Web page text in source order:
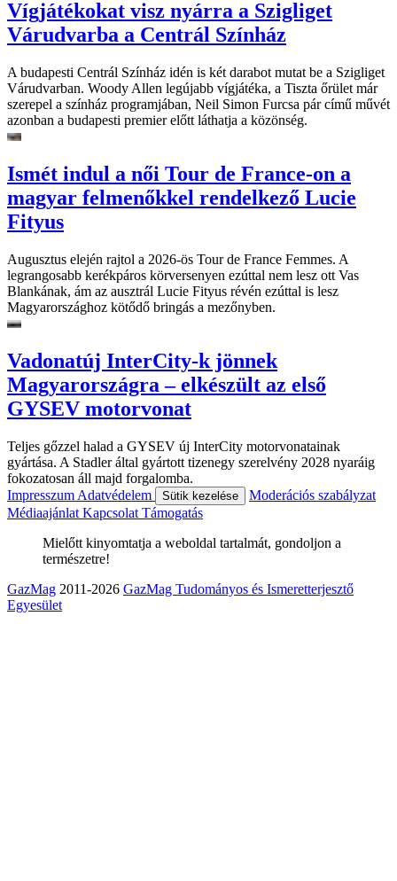
Vígjátékokat visz nyárra a Szigliget
Várudvarba a Centrál Színház
A budapesti Centrál Színház idén is két darabot mutat be a Szigliget
Várudvarban. Woody Allen legújabb vígjátéka, a Tiszta őrület már
szerepel a színház programjában, Neil Simon Furcsa pár című művét
azonban a budapesti premier előtt láthatja a közönség.
Ismét indul a női Tour de France-on a
magyar felmenőkkel rendelkező Lucie
Fityus
Augusztus elején rajtol a 2026-ös Tour de France Femmes. A
legrangosabb kerékpáros körversenyen ezúttal nem lesz ott Vas
Blankának, ám az ausztrál Lucie Fityus révén ezúttal is lesz
Magyarországhoz kötődő bringás a mezőnyben.
Vadonatúj InterCity-k jönnek
Magyarországra – elkészült az első
GYSEV motorvonat
Teljes gőzzel halad a GYSEV új InterCity motorvonatainak
gyártása. A Stadler által gyártott tizenegy szerelvény 2028 nyaráig
fokozatosan áll majd forgalomba.
Impresszum Adatvédelem Sütik kezelése
Moderációs szabályzat
Médiaajánlat Kapcsolat Támogatás
Mielőtt kinyomtatja a weboldal tartalmát, gondoljon a
természetre!
GazMag 2011-2026 GazMag Tudományos és Ismeretterjesztő
Egyesület